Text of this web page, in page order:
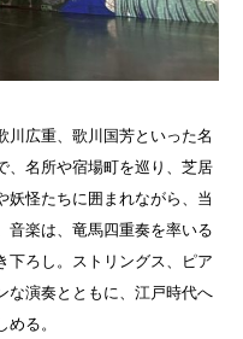
川広重、歌川国芳といった名
、名所や宿場町を巡り、芝居
妖怪たちに囲まれながら、当
音楽は、竜馬四重奏を率いる
下ろし。ストリングス、ピア
な演奏とともに、江戸時代へ
る。